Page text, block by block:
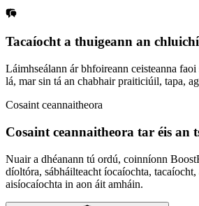
Tacaíocht a thuigeann an
Láimhseálann ár bhfoireann ceisteanna
lá, mar sin tá an chabhair praiticiúil, tapa,
Cosaint ceannaitheora
Cosaint ceannaitheora tar éis an
Nuair a dhéanann tú ordú, coinníonn
díoltóra, sábháilteacht íocaíochta,
aisíocaíochta in aon áit amháin.